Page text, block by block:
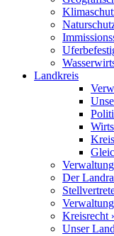
Landkreis
Der
Kreisrecht
Unser